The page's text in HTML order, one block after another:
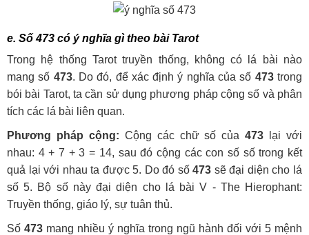
e. Số473 có ý nghĩa gì theo bài Tarot
Trong hệ thống Tarot truyền thống, không có lá bài nào
mang số 473. Do đó, để xác định ý nghĩa của số 473trong
bói bài Tarot, ta cần sử dụng phương pháp cộng số và phân
tích các lá bài liên quan.
Phương pháp cộng: Cộng các chữ số của473 lại với
nhau: 4 + 7 + 3 = 14, sau đó cộng các con số số trong kết
quả lại với nhau ta được 5. Do đó số473 sẽ đại diện cho lá
số 5. Bộ số này đại diện cho lá bài V - The Hierophant:
Truyền thống, giáo lý, sự tuân thủ.
Số 473 mang nhiều ý nghĩa trong ngũ hành đối với 5 mệnh